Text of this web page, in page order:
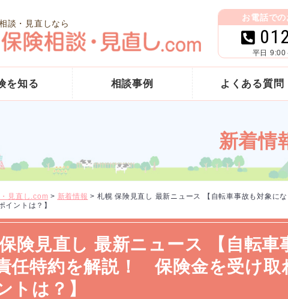
談・見直しなら
お電話で
平日 9:00
を知る 相談事例 よくある質問
新着情
見直し.com > 新着情報 > 札幌 保険見直し 最新ニュース 【自転車事故も対象に
イントは？】
険見直し 最新ニュース 【自転
任特約を解説！ 保険金を受け取
トは？】